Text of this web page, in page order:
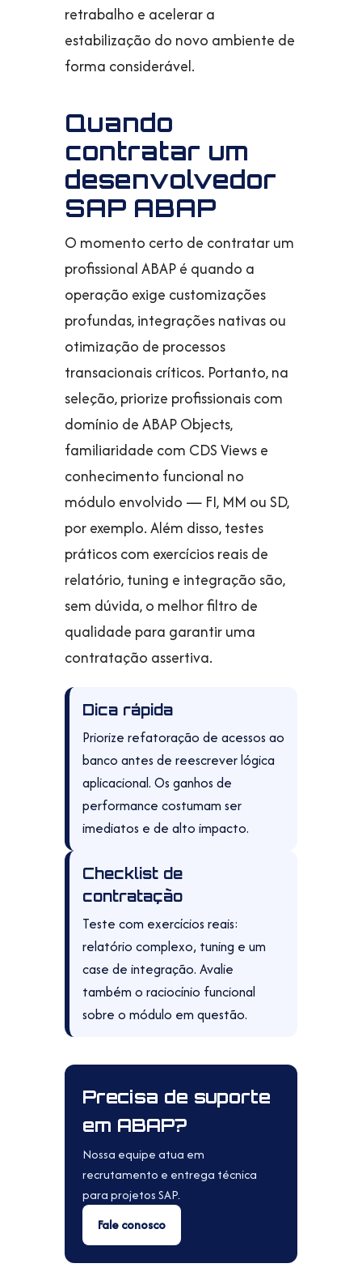
retrabalho e acelerar a
estabilização do novo ambiente de
forma considerável.
Quando
contratar um
desenvolvedor
SAP ABAP
O momento certo de contratar um
profissional ABAP é quando a
operação exige customizações
profundas, integrações nativas ou
otimização de processos
transacionais críticos. Portanto, na
seleção, priorize profissionais com
domínio de ABAP Objects,
familiaridade com CDS Views e
conhecimento funcional no
módulo envolvido — FI, MM ou SD,
por exemplo. Além disso, testes
práticos com exercícios reais de
relatório, tuning e integração são,
sem dúvida, o melhor filtro de
qualidade para garantir uma
contratação assertiva.
Dica rápida
Priorize refatoração de acessos ao
banco antes de reescrever lógica
aplicacional. Os ganhos de
performance costumam ser
imediatos e de alto impacto.
Checklist de
contratação
Teste com exercícios reais:
relatório complexo, tuning e um
case de integração. Avalie
também o raciocínio funcional
sobre o módulo em questão.
Precisa de suporte
em ABAP?
Nossa equipe atua em
recrutamento e entrega técnica
para projetos SAP.
Fale conosco